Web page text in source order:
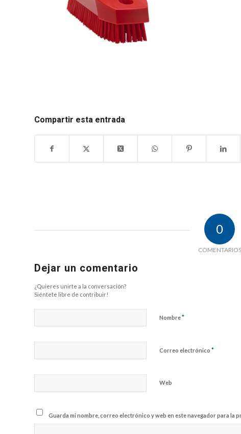
Compartir esta entrada
0
COMENTARIOS
Dejar un comentario
¿Quieres unirte a la conversación?
Siéntete libre de contribuir!
Nombre*
Correo electrónico *
Web
Guarda mi nombre, correo electrónico y web en este navegador para la